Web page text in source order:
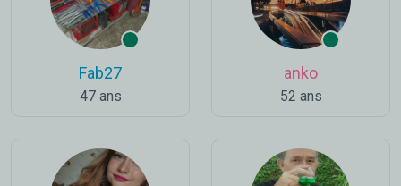
Fab27
47 ans
anko
52 ans